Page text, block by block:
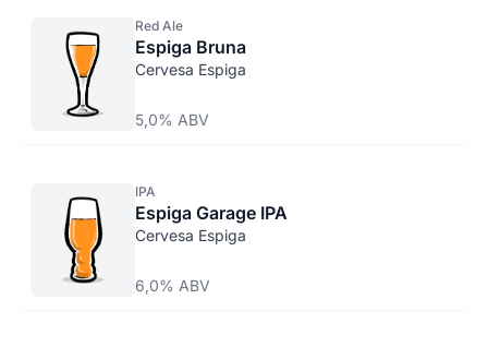
Red Ale
Espiga Bruna
Cervesa Espiga
5,0% ABV
IPA
Espiga Garage IPA
Cervesa Espiga
6,0% ABV